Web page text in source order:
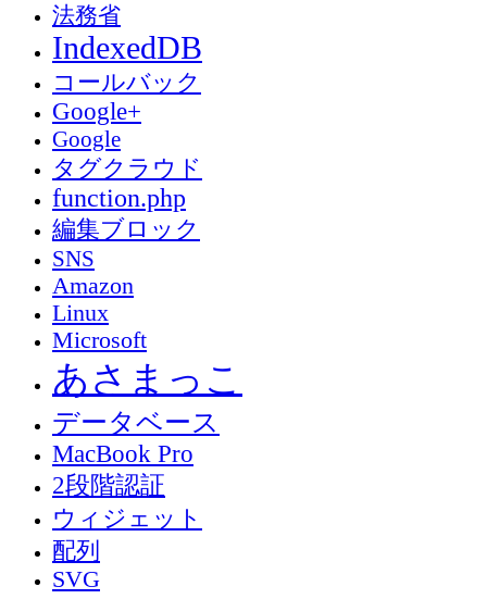
法務省
IndexedDB
コールバック
Google+
Google
タグクラウド
function.php
編集ブロック
SNS
Amazon
Linux
Microsoft
あさまっこ
データベース
MacBook Pro
2段階認証
ウィジェット
配列
SVG